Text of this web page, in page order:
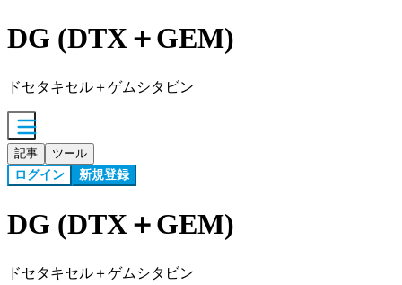
DG (DTX＋GEM)
ドセタキセル＋ゲムシタビン
記事 ツール
ログイン 新規登録
DG (DTX＋GEM)
ドセタキセル＋ゲムシタビン